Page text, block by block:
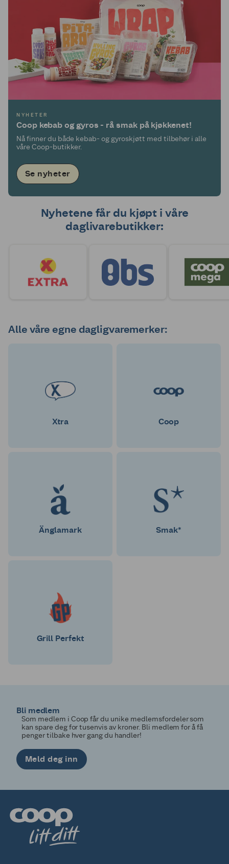
NYHETER
Coop kebab og gyros - rå smak på kjøkkenet!
Nå finner du både kebab- og gyroskjøtt med tilbehør i alle
våre Coop-butikker.
Se nyheter
Nyhetene får du kjøpt i våre
daglivarebutikker:
Alle våre egne dagligvaremerker:
Xtra Coop
Änglamark Smak*
Grill Perfekt
Bli medlem
Som medlem i Coop får du unike medlemsfordeler som
kan spare deg for tusenvis av kroner. Bli medlem for å få
penger tilbake hver gang du handler!
Meld deg inn